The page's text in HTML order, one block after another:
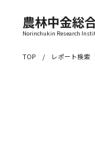
農林中金総
Norinchukin Research
TOP レポート検索